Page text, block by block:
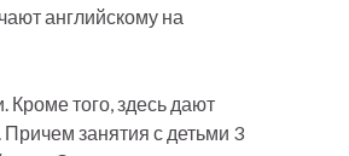
английскому на
Кроме того, здесь дают
. Причем занятия с детьми 3